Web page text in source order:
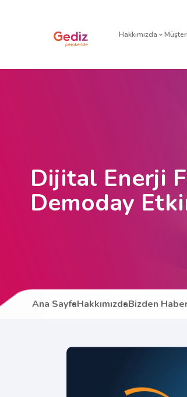
Dijital Enerji
Demoday
Ana SayfaHakkımızdaBizden